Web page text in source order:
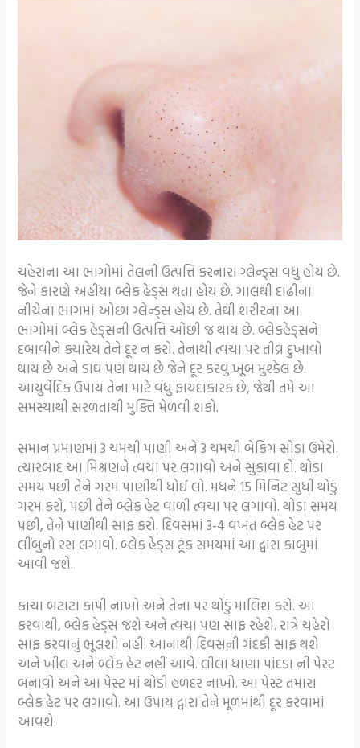
ચહેરાના આ ભાગોમાં તેલની ઉત્પત્તિ કરનારા ગ્લેન્ડ્સ વધુ હોય છે.
જેને કારણે અહીંયા બ્લેક હેડ્સ થતા હોય છે. ગાલથી દાઢીના
નીચેના ભાગમાં ઓછા ગ્લેન્ડ્સ હોય છે. તેથી શરીરના આ
ભાગોમાં બ્લેક હેડ્સની ઉત્પત્તિ ઓછી જ થાય છે. બ્લેકહેડ્સને
દબાવીને ક્યારેય તેને દૂર ન કરો. તેનાથી ત્વચા પર તીવ્ર દુખાવો
થાય છે અને ડાઘ પણ થાય છે જેને દૂર કરવું ખૂબ મુશ્કેલ છે.
આયુર્વેદિક ઉપાય તેના માટે વધુ ફાયદાકારક છે, જેથી તમે આ
સમસ્યાથી સરળતાથી મુક્તિ મેળવી શકો.
સમાન પ્રમાણમાં 3 ચમચી પાણી અને 3 ચમચી બેકિંગ સોડા ઉમેરો.
ત્યારબાદ આ મિશ્રણને ત્વચા પર લગાવો અને સુકાવા દો. થોડા
સમય પછી તેને ગરમ પાણીથી ધોઈ લો. મધને 15 મિનિટ સુધી થોડું
ગરમ ​​કરો, પછી તેને બ્લેક હેટ વાળી ત્વચા પર લગાવો. થોડા સમય
પછી, તેને પાણીથી સાફ કરો. દિવસમાં 3-4 વખત બ્લેક હેટ પર
લીંબુનો રસ લગાવો. બ્લેક હેડ્સ ટૂંક સમયમાં આ દ્વારા કાબુમાં
આવી જશે.
કાચા બટાટા કાપી નાખો અને તેના પર થોડું માલિશ કરો. આ
કરવાથી, બ્લેક હેડ્સ જશે અને ત્વચા પણ સાફ રહેશે. રાત્રે ચહેરો
સાફ કરવાનું ભૂલશો નહીં. આનાથી દિવસની ગંદકી સાફ થશે
અને ખીલ અને બ્લેક હેટ નહીં આવે. લીલા ધાણા પાંદડા ની પેસ્ટ
બનાવો અને આ પેસ્ટ માં થોડી હળદર નાખો. આ પેસ્ટ તમારા
બ્લેક હેટ પર લગાવો. આ ઉપાય દ્વારા તેને મૂળમાંથી દૂર કરવામાં
આવશે.